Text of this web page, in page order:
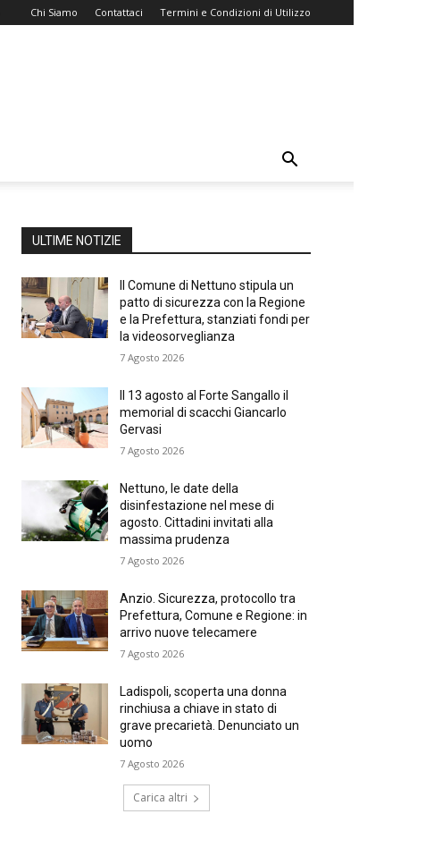
Chi Siamo Contattaci Termini e Condizioni di Utilizzo
ULTIME NOTIZIE
Il Comune di Nettuno stipula un
patto di sicurezza con la Regione
e la Prefettura, stanziati fondi per
la videosorveglianza
7 Agosto 2026
Il 13 agosto al Forte Sangallo il
memorial di scacchi Giancarlo
Gervasi
7 Agosto 2026
Nettuno, le date della
disinfestazione nel mese di
agosto. Cittadini invitati alla
massima prudenza
7 Agosto 2026
Anzio. Sicurezza, protocollo tra
Prefettura, Comune e Regione: in
arrivo nuove telecamere
7 Agosto 2026
Ladispoli, scoperta una donna
rinchiusa a chiave in stato di
grave precarietà. Denunciato un
uomo
7 Agosto 2026
Carica altri